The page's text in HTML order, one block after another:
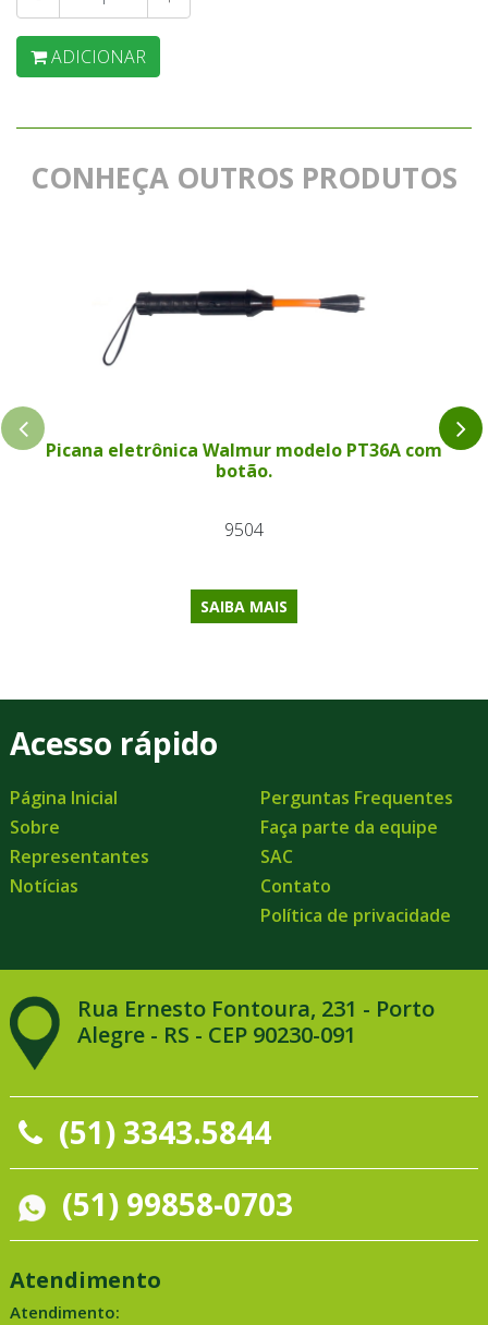
ADICIONAR
CONHEÇA OUTROS PRODUTOS
Picana eletrônica Walmur modelo PT36A com
botão.
9504
SAIBA MAIS
Acesso rápido
Página Inicial
Sobre
Representantes
Notícias
Perguntas Frequentes
Faça parte da equipe
SAC
Contato
Política de privacidade
Rua Ernesto Fontoura, 231 - Porto
Alegre - RS - CEP 90230-091
(51) 3343.5844
(51) 99858-0703
Atendimento
Atendimento: